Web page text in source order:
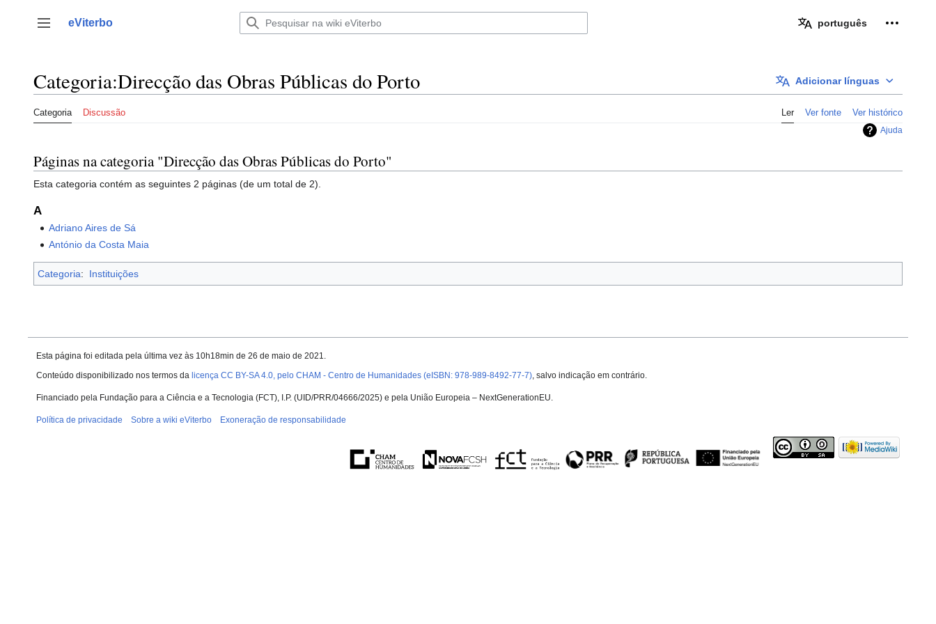
para
Alternar barra lateral
eViterbo português
Adicionar línguas
Categoria:Direcção das Obras Públicas do Porto
Categoria Discussão Ler Ver fonte Ver histórico
Ajuda
Páginas na categoria "Direcção das Obras Públicas do Porto"
Esta categoria contém as seguintes 2 páginas (de um total de 2).
A
Adriano Aires de Sá
António da Costa Maia
Categoria: Instituições
Esta página foi editada pela última vez às 10h18min de 26 de maio de 2021.
Conteúdo disponibilizado nos termos da licença CC BY-SA 4.0, pelo CHAM - Centro de Humanidades (eISBN: 978-989-8492-77-7), salvo indicação em contrário.
Financiado pela Fundação para a Ciência e a Tecnologia (FCT), I.P. (UID/PRR/04666/2025) e pela União Europeia – NextGenerationEU.
Política de privacidade Sobre a wiki eViterbo Exoneração de responsabilidade